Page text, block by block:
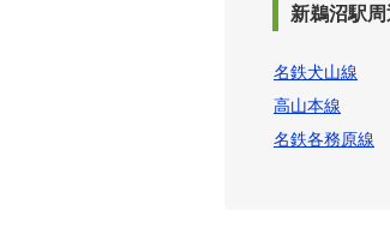
新鵜沼駅
名鉄犬山線
高山本線
名鉄各務原線